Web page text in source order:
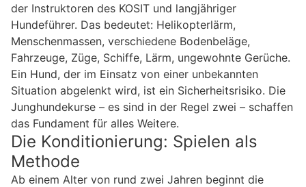
der Instruktoren des KOSIT und langjähriger
Hundeführer. Das bedeutet: Helikopterlärm,
Menschenmassen, verschiedene Bodenbeläge,
Fahrzeuge, Züge, Schiffe, Lärm, ungewohnte Gerüche.
Ein Hund, der im Einsatz von einer unbekannten
Situation abgelenkt wird, ist ein Sicherheitsrisiko. Die
Junghundekurse – es sind in der Regel zwei – schaffen
das Fundament für alles Weitere.
Die Konditionierung: Spielen als
Methode
Ab einem Alter von rund zwei Jahren beginnt die